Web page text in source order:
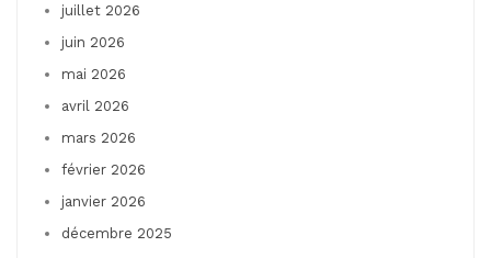
juillet 2026
juin 2026
mai 2026
avril 2026
mars 2026
février 2026
janvier 2026
décembre 2025